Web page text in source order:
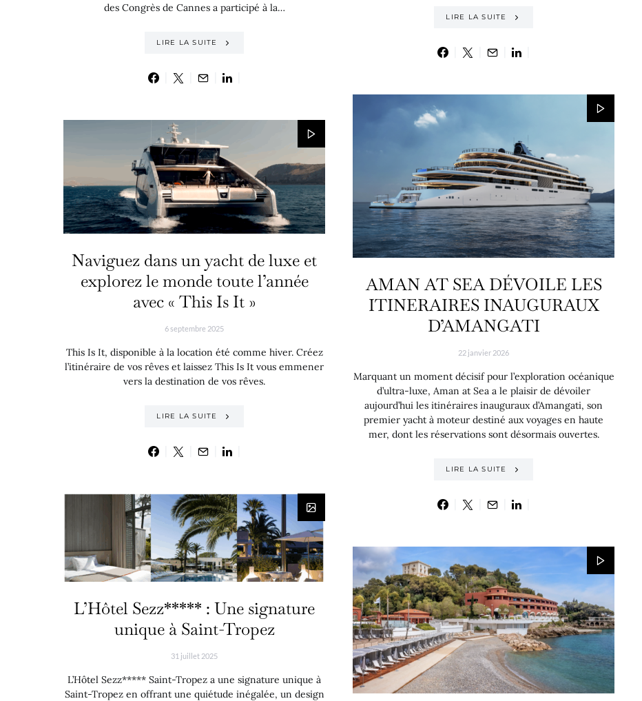
des Congrès de Cannes a participé à la…
LIRE LA SUITE
Naviguez dans un yacht de luxe et
explorez le monde toute l’année
avec « This Is It »
6 septembre 2025
This Is It, disponible à la location été comme hiver. Créez
l’itinéraire de vos rêves et laissez This Is It vous emmener
vers la destination de vos rêves.
LIRE LA SUITE
L’Hôtel Sezz***** : Une signature
unique à Saint-Tropez
31 juillet 2025
L’Hôtel Sezz***** Saint-Tropez a une signature unique à
Saint-Tropez en offrant une quiétude inégalée, un design
LIRE LA SUITE
AMAN AT SEA DÉVOILE LES
ITINERAIRES INAUGURAUX
D’AMANGATI
22 janvier 2026
Marquant un moment décisif pour l’exploration océanique
d’ultra-luxe, Aman at Sea a le plaisir de dévoiler
aujourd’hui les itinéraires inauguraux d’Amangati, son
premier yacht à moteur destiné aux voyages en haute
mer, dont les réservations sont désormais ouvertes.
LIRE LA SUITE